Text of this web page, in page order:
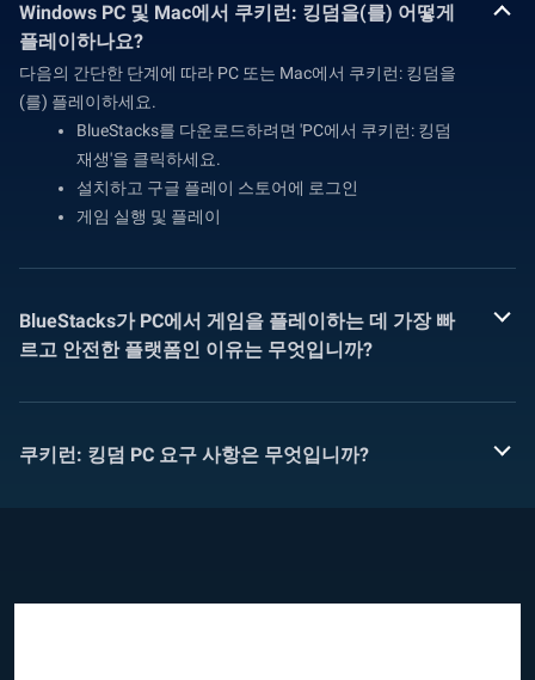
Windows PC 및 Mac에서 쿠키런: 킹덤을(를) 어떻게
플레이하나요?
다음의 간단한 단계에 따라 PC 또는 Mac에서 쿠키런: 킹덤을
(를) 플레이하세요.
BlueStacks를 다운로드하려면 'PC에서 쿠키런: 킹덤
재생'을 클릭하세요.
설치하고 구글 플레이 스토어에 로그인
게임 실행 및 플레이
BlueStacks가 PC에서 게임을 플레이하는 데 가장 빠
르고 안전한 플랫폼인 이유는 무엇입니까?
쿠키런: 킹덤 PC 요구 사항은 무엇입니까?